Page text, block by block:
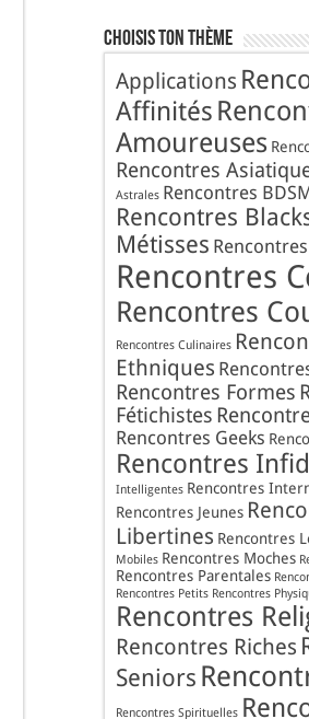
Choisis Ton Thème
Applications
Affinités
Amoureuses
Rencontres
Astrales Rencontres
Rencontres
Métisses
Rencontres
Rencontres
Rencontres Culinaires
Ethniques
Rencontres Formes
Fétichistes
Rencontres Geeks
Rencontres
Intelligentes Rencontres
Rencontres Jeunes
Libertines Rencontres
Mobiles Rencontres Moches
Rencontres Parentales
Rencontres Petits Rencontres
Rencontres
Rencontres Riches
Seniors
Rencontres Spirituelles